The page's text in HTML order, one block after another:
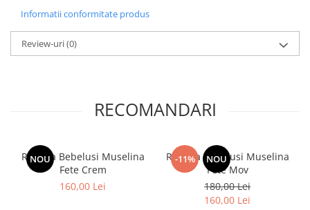
Informatii conformitate produs
Review-uri(0)
RECOMANDARI
NOU
Rochita Bebelusi Muselina
Fete Crem
160,00 Lei
-11% NOU
Rochita Bebelusi Muselina
Fete Mov
180,00 Lei
160,00 Lei